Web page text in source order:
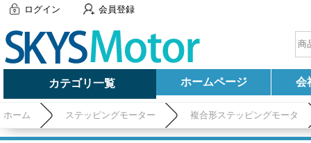
ログイン 会員登録
カテゴリ一覧 ホームページ 会
ホーム ステッピングモーター 複合形ステッピングモータ